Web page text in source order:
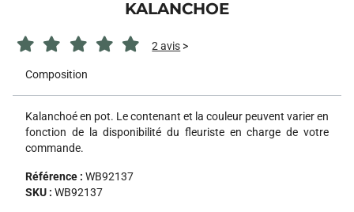
KALANCHOE
2 avis >
Composition
Kalanchoé en pot. Le contenant et la couleur peuvent varier en
fonction de la disponibilité du fleuriste en charge de votre
commande.
Référence : WB92137
SKU : WB92137